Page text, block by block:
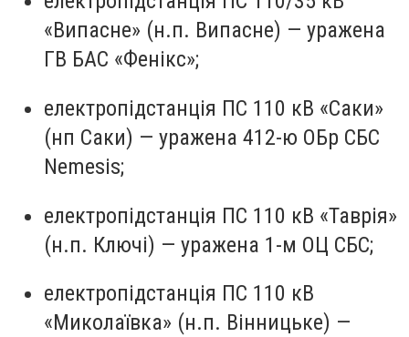
«Випасне» (н.п. Випасне) — уражена
ГВ БАС «Фенікс»;
електропідстанція ПС 110 кВ «Саки»
(нп Саки) — уражена 412-ю ОБр СБС
Nemesis;
електропідстанція ПС 110 кВ «Таврія»
(н.п. Ключі) — уражена 1-м ОЦ СБС;
електропідстанція ПС 110 кВ
«Миколаївка» (н.п. Вінницьке) —